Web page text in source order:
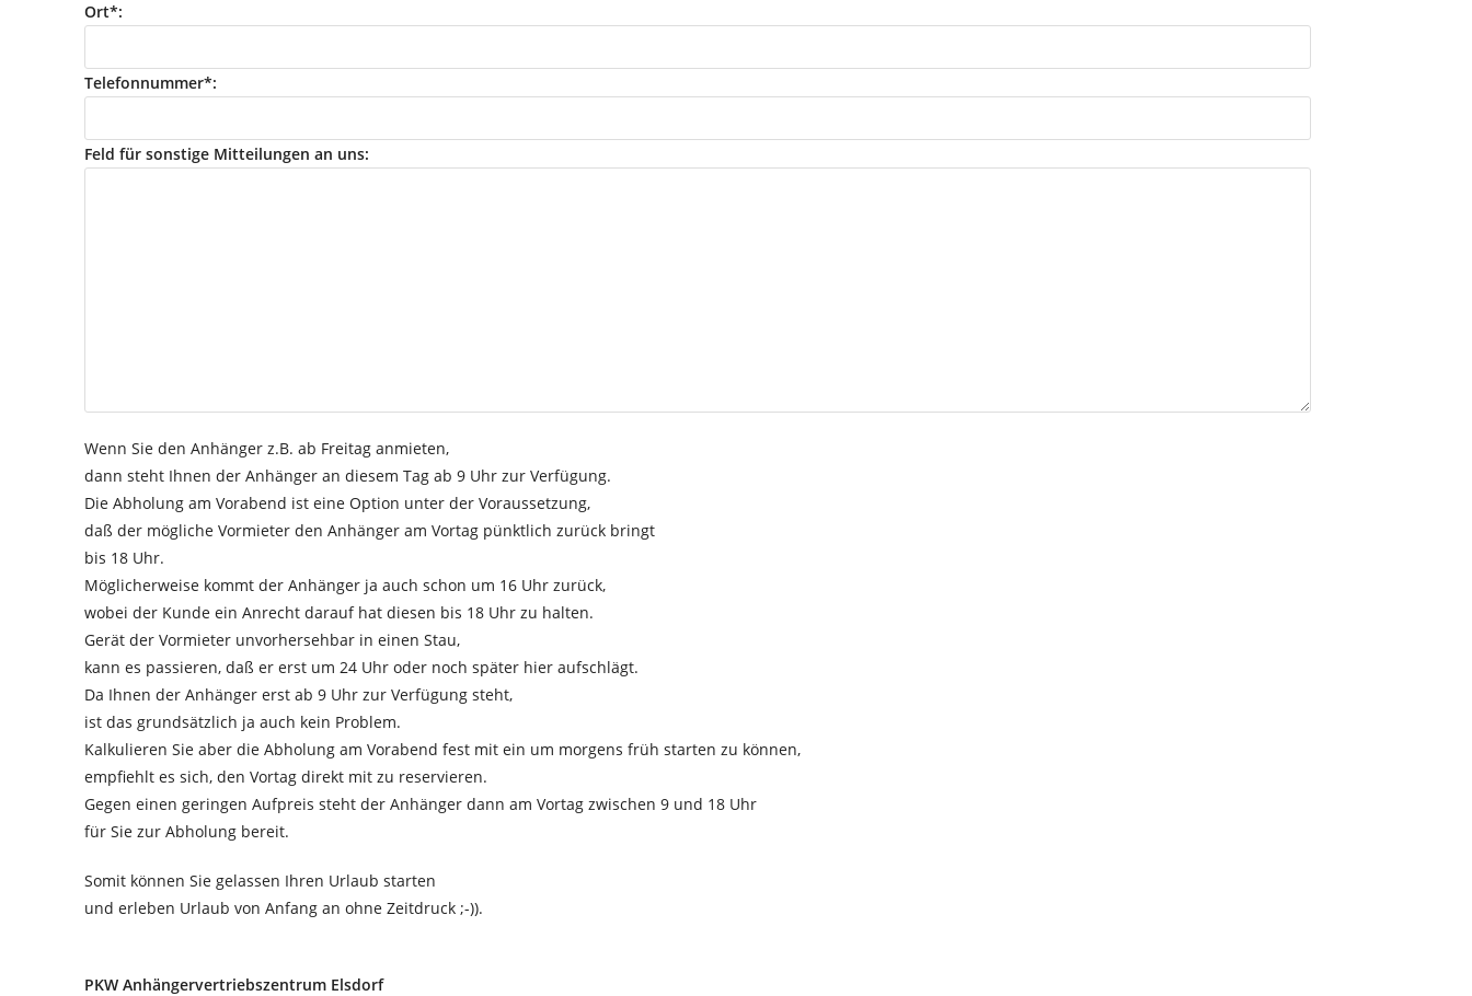
Ort*:
Telefonnummer*:
Feld für sonstige Mitteilungen an uns:
Wenn Sie den Anhänger z.B. ab Freitag anmieten,
dann steht Ihnen der Anhänger an diesem Tag ab 9 Uhr zur Verfügung.
Die Abholung am Vorabend ist eine Option unter der Voraussetzung,
daß der mögliche Vormieter den Anhänger am Vortag pünktlich zurück bringt
bis 18 Uhr.
Möglicherweise kommt der Anhänger ja auch schon um 16 Uhr zurück,
wobei der Kunde ein Anrecht darauf hat diesen bis 18 Uhr zu halten.
Gerät der Vormieter unvorhersehbar in einen Stau,
kann es passieren, daß er erst um 24 Uhr oder noch später hier aufschlägt.
Da Ihnen der Anhänger erst ab 9 Uhr zur Verfügung steht,
ist das grundsätzlich ja auch kein Problem.
Kalkulieren Sie aber die Abholung am Vorabend fest mit ein um morgens früh starten zu können,
empfiehlt es sich, den Vortag direkt mit zu reservieren.
Gegen einen geringen Aufpreis steht der Anhänger dann am Vortag zwischen 9 und 18 Uhr
für Sie zur Abholung bereit.
Somit können Sie gelassen Ihren Urlaub starten
und erleben Urlaub von Anfang an ohne Zeitdruck ;-)).
PKW Anhängervertriebszentrum Elsdorf